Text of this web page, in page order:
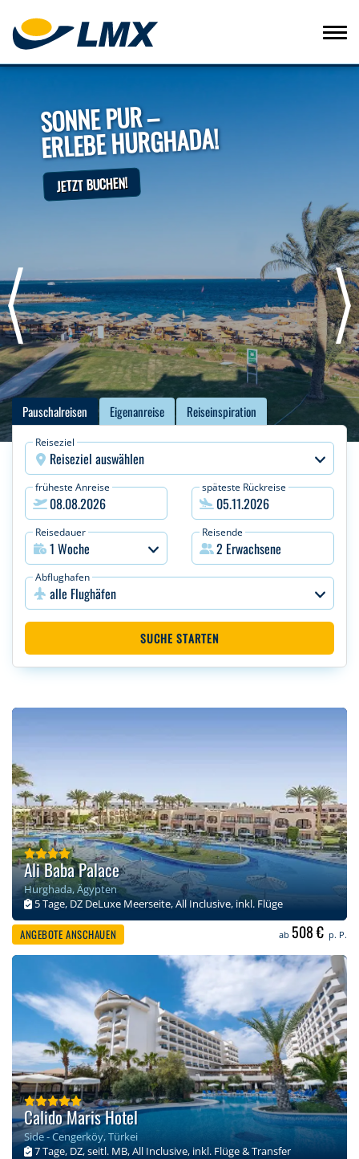
Vorheriges Bild
SONNE PUR –
ERLEBE HURGHADA!
JETZT BUCHEN!
Pauschalreisen Eigenanreise Reiseinspiration
Reiseziel
Reiseziel auswählen
früheste Anreise späteste Rückreise
Reisedauer Reisende
Abflughafen
alle Flughäfen
SUCHE STARTEN
Ali Baba Palace
Hurghada, Ägypten
5 Tage, DZ DeLuxe Meerseite, All Inclusive, inkl. Flüge
ANGEBOTE ANSCHAUEN ab 508 € p. P.
Calido Maris Hotel
Side - Cengerköy, Türkei
7 Tage, DZ, seitl. MB, All Inclusive, inkl. Flüge & Transfer